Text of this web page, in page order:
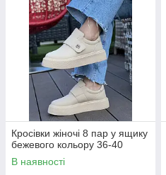
Кросівки жіночі 8 пар у ящику
бежевого кольору 36-40
В наявності